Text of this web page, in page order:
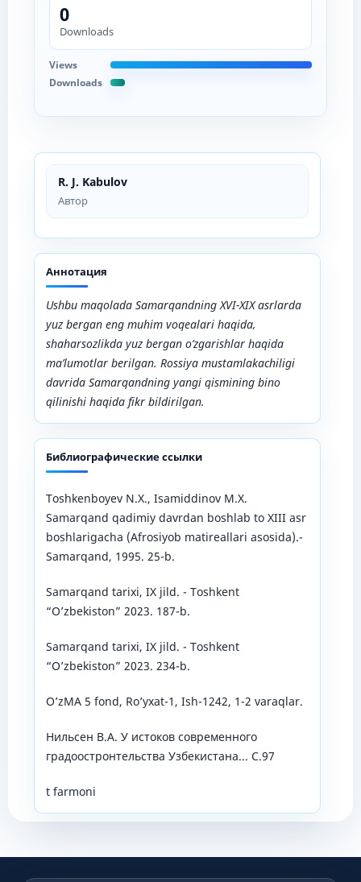
R. J. Kabulov
Автор
Аннотация
Ushbu maqolada Samarqandning XVI-XIX asrlarda
yuz bergan eng muhim voqealari haqida,
shaharsozlikda yuz bergan o’zgarishlar haqida
ma’lumotlar berilgan. Rossiya mustamlakachiligi
davrida Samarqandning yangi qismining bino
qilinishi haqida fikr bildirilgan.
Библиографические ссылки
Toshkenboyev N.X., Isamiddinov M.X.
Samarqand qadimiy davrdan boshlab to XIII asr
boshlarigacha (Afrosiyob matireallari asosida).-
Samarqand, 1995. 25-b.
Samarqand tarixi, IX jild. - Toshkent
“O’zbekiston” 2023. 187-b.
Samarqand tarixi, IX jild. - Toshkent
“O’zbekiston” 2023. 234-b.
O’zMA 5 fond, Ro’yxat-1, Ish-1242, 1-2 varaqlar.
Нильсен В.А. У истоков современного
градоостронтельства Узбекистана... С.97
t farmoni
0
Downloads
Views
Downloads